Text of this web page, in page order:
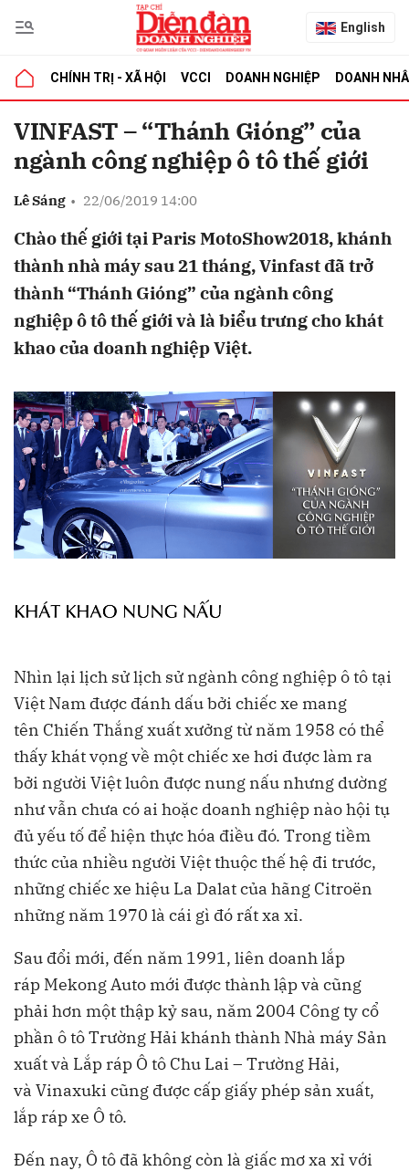
English
CHÍNH TRỊ - XÃ HỘI VCCI DOANH NGHIỆP DOANH
VINFAST – “Thánh Gióng” của
ngành công nghiệp ô tô thế giới
Lê Sáng • 22/06/2019 14:00
Chào thế giới tại Paris MotoShow2018, khánh
thành nhà máy sau 21 tháng, Vinfast đã trở
thành “Thánh Gióng” của ngành công
nghiệp ô tô thế giới và là biểu trưng cho khát
khao của doanh nghiệp Việt.
Nhìn lại lịch sử lịch sử ngành công nghiệp ô tô tại
Việt Nam được đánh dấu bởi chiếc xe mang
tên Chiến Thắng xuất xưởng từ năm 1958 có thể
thấy khát vọng về một chiếc xe hơi được làm ra
bởi người Việt luôn được nung nấu nhưng dường
như vẫn chưa có ai hoặc doanh nghiệp nào hội tụ
đủ yếu tố để hiện thực hóa điều đó. Trong tiềm
thức của nhiều người Việt thuộc thế hệ đi trước,
những chiếc xe hiệu La Dalat của hãng Citroën
những năm 1970 là cái gì đó rất xa xỉ.
Sau đổi mới, đến năm 1991, liên doanh lắp
ráp Mekong Auto mới được thành lập và cũng
phải hơn một thập kỷ sau, năm 2004 Công ty cổ
phần ô tô Trường Hải khánh thành Nhà máy Sản
xuất và Lắp ráp Ô tô Chu Lai – Trường Hải,
và Vinaxuki cũng được cấp giấy phép sản xuất,
lắp ráp xe Ô tô.
Đến nay, Ô tô đã không còn là giấc mơ xa xỉ với
luận
Hủy